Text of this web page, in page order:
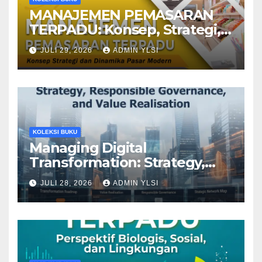
MANAJEMEN PEMASARAN
TERPADU: Konsep, Strategi,
dan Dinamika Pasar Modern
JULI 29, 2026 ADMIN YLSI
KOLEKSI BUKU
Managing Digital
Transformation: Strategy,
Responsible Governance,
and Value Realisation
JULI 28, 2026 ADMIN YLSI